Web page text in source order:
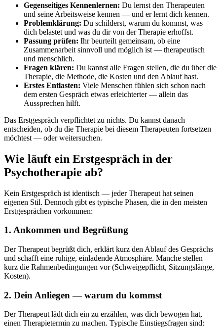
Gegenseitiges Kennenlernen: Du lernst den Therapeuten
und seine Arbeitsweise kennen — und er lernt dich kennen.
Problemklärung: Du schilderst, warum du kommst, was
dich belastet und was du dir von der Therapie erhoffst.
Passung prüfen: Ihr beurteilt gemeinsam, ob eine
Zusammenarbeit sinnvoll und möglich ist — therapeutisch
und menschlich.
Fragen klären: Du kannst alle Fragen stellen, die du über die
Therapie, die Methode, die Kosten und den Ablauf hast.
Erstes Entlasten: Viele Menschen fühlen sich schon nach
dem ersten Gespräch etwas erleichterter — allein das
Aussprechen hilft.
Das Erstgespräch verpflichtet zu nichts. Du kannst danach
entscheiden, ob du die Therapie bei diesem Therapeuten fortsetzen
möchtest — oder weitersuchen.
Wie läuft ein Erstgespräch in der
Psychotherapie ab?
Kein Erstgespräch ist identisch — jeder Therapeut hat seinen
eigenen Stil. Dennoch gibt es typische Phasen, die in den meisten
Erstgesprächen vorkommen:
1. Ankommen und Begrüßung
Der Therapeut begrüßt dich, erklärt kurz den Ablauf des Gesprächs
und schafft eine ruhige, einladende Atmosphäre. Manche stellen
kurz die Rahmenbedingungen vor (Schweigepflicht, Sitzungslänge,
Kosten).
2. Dein Anliegen — warum du kommst
Der Therapeut lädt dich ein zu erzählen, was dich bewogen hat,
einen Therapietermin zu machen. Typische Einstiegsfragen sind: